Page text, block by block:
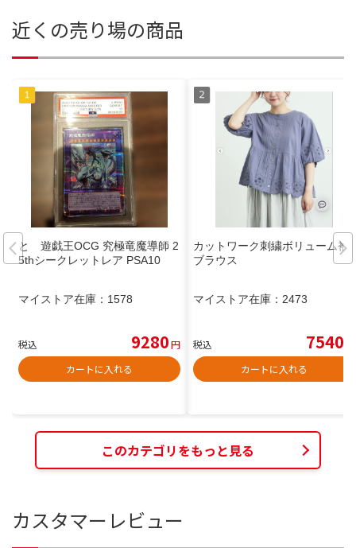
近くの売り場の商品
と 遊戯王OCG 究極竜魔導師 2
5thシークレットレア PSA10
マイストア在庫： 1578
税込 9280円
カートに入れる
カットワーク刺繍ボリューム袖
ブラウス
マイストア在庫： 2473
税込 7540
カートに入れる
このカテゴリをもっと見る
カスタマーレビュー